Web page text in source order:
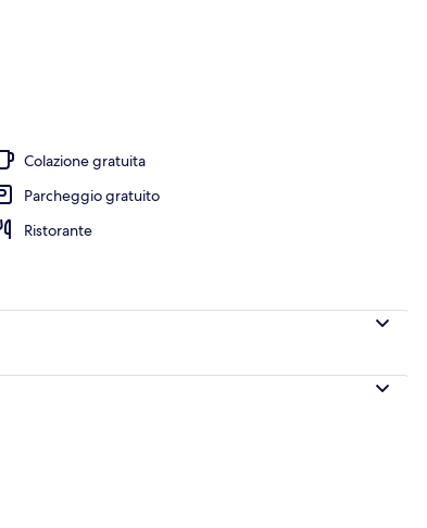
Colazione gratuita
Parcheggio gratuito
Ristorante